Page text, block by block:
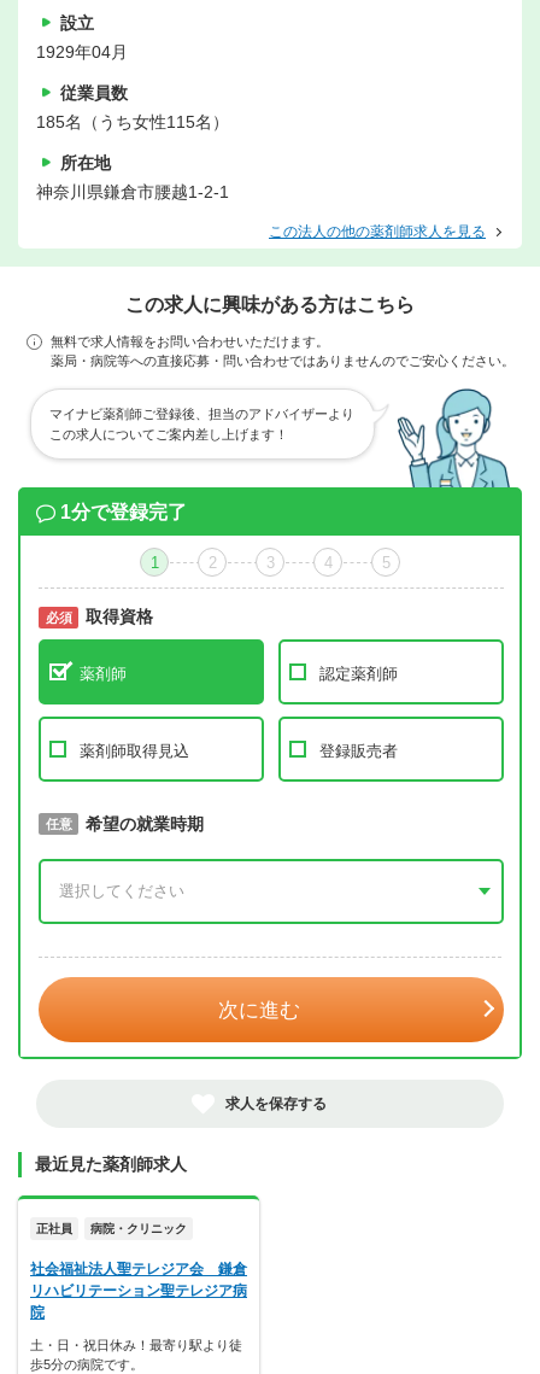
設立
1929年04月
従業員数
185名（うち女性115名）
所在地
神奈川県鎌倉市腰越1-2-1
この法人の他の薬剤師求人を見る
この求人に興味がある方はこちら
無料で求人情報をお問い合わせいただけます。
薬局・病院等への直接応募・問い合わせではありませんのでご安心ください。
マイナビ薬剤師ご登録後、担当のアドバイザーより
この求人についてご案内差し上げます！
1分で登録完了
1 2 3 4 5
必須 取得資格
薬剤師 認定薬剤師
薬剤師取得見込 登録販売者
必須 取得予定年
任意 希望の就業時期
次に進む
求人を保存する
最近見た薬剤師求人
正社員 病院・クリニック
社会福祉法人聖テレジア会 鎌倉
リハビリテーション聖テレジア病
院
土・日・祝日休み！最寄り駅より徒
歩5分の病院です。